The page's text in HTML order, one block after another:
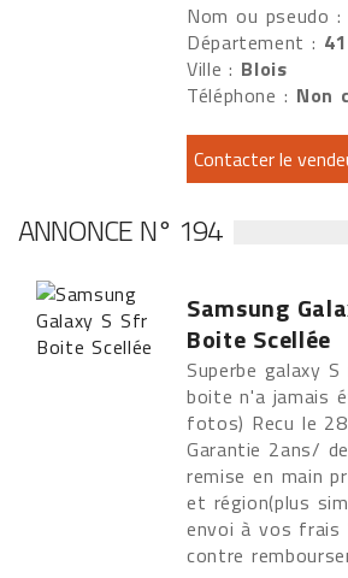
Nom ou pseudo :
Département : 41
Ville : Blois
Téléphone : Non
ANNONCE N° 194
Samsung
Boite Scellée
Superbe galaxy
boite n'a jamais
fotos) Recu le
Garantie 2ans/
remise en main
et région(plus
envoi à vos frais
contre